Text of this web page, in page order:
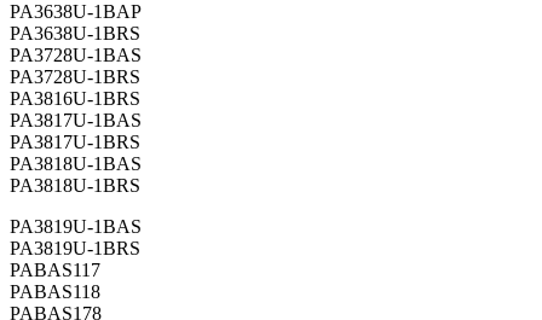
PA3638U-1BAP
PA3638U-1BRS
PA3728U-1BAS
PA3728U-1BRS
PA3816U-1BRS
PA3817U-1BAS
PA3817U-1BRS
PA3818U-1BAS
PA3818U-1BRS
PA3819U-1BAS
PA3819U-1BRS
PABAS117
PABAS118
PABAS178